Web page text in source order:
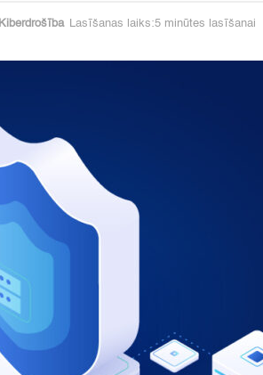
Kiberdrošība Lasīšanas laiks:5 minūtes lasīšanai